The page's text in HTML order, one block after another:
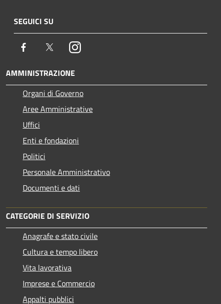
SEGUICI SU
Facebook TwitterInstagram
AMMINISTRAZIONE
Organi di Governo
Aree Amministrative
Uffici
Enti e fondazioni
Politici
Personale Amministrativo
Documenti e dati
CATEGORIE DI SERVIZIO
Anagrafe e stato civile
Cultura e tempo libero
Vita lavorativa
Imprese e Commercio
Appalti pubblici